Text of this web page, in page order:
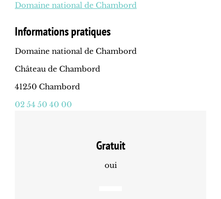
Domaine national de Chambord
Informations pratiques
Domaine national de Chambord
Château de Chambord
41250 Chambord
02 54 50 40 00
Gratuit
oui